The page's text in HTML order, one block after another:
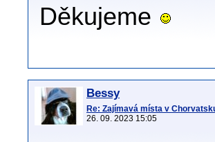
Děkujeme
Bessy
Re: Zajímavá místa v
26. 09. 2023 15:05